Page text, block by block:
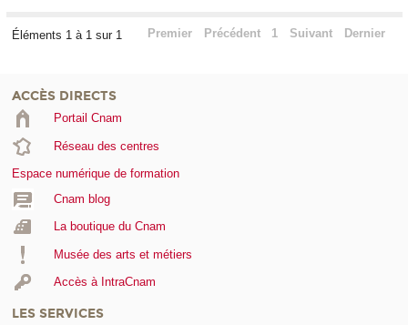
Éléments 1 à 1 sur 1 Premier Précédent 1 Suivant Dernier
ACCÈS DIRECTS
Portail Cnam
Réseau des centres
Espace numérique de formation
Cnam blog
La boutique du Cnam
Musée des arts et métiers
Accès à IntraCnam
LES SERVICES